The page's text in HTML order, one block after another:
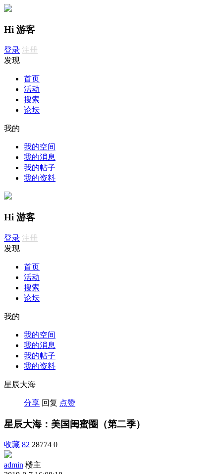
Hi 游客
登录 注册
发现
首页
活动
搜索
论坛
我的
我的空间
我的消息
我的帖子
我的资料
Hi 游客
登录 注册
发现
首页
活动
搜索
论坛
我的
我的空间
我的消息
我的帖子
我的资料
星辰大海
分享 回复 点赞
星辰大海：美国闺蜜圈（第二季）
收藏 82 28774 0
admin 楼主